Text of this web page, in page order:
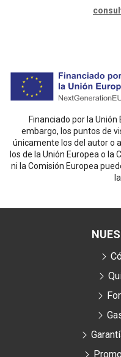
Financiado por la Unión
embargo, los puntos de
únicamente los del autor o
los de la Unión Europea o la
ni la Comisión Europea